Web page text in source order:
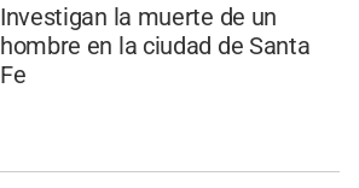
Investigan la muerte de un
hombre en la ciudad de Santa
Fe